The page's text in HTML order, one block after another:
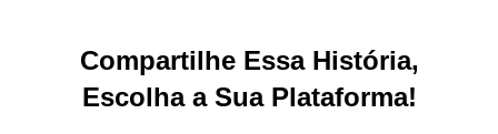
Compartilhe Essa História,
Escolha a Sua Plataforma!